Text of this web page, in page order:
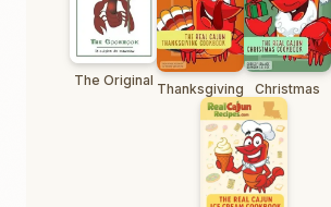
The Original Thanksgiving Christmas